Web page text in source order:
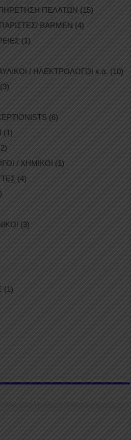
ΠΕΛΑΤΩΝ (15)
BARMEN (4)
(1)
/ ΗΛΕΚΤΡΟΛΟΓΟΙ κ.ά. (10)
(3)
(6)
(1)
/ ΧΗΜΙΚΟΙ (1)
(4)
(3)
(1)